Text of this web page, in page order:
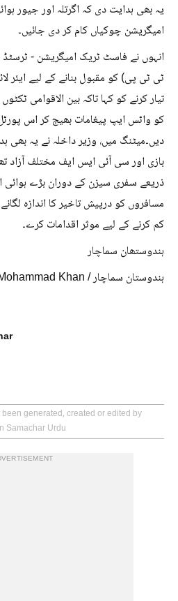
یہ بھی ہدایت دی کہ اگرتلہ اور جیور
امیگریشن چوکیاں کام کر دی جائیں۔
انہوں نے فاسٹ ٹریک امیگریشن - ٹرسٹڈ
ٹی ٹی پی) کو مقبول بنانے کے لیے ایئر
تیار کرنے کو کہا تاکہ بین الاقوامی
کو واٹس ایپ پیغامات بھیج کر اس
دیں۔میٹنگ میں، وزیر داخلہ نے یہ بھی
بازی اور سی آئی ایس ایف مختلف آزاد
ذریعے سفری سیزن کے دوران بڑے ہوائی
مسافروں کو درپیش تاخیر کا اندازہ
کم کرنے کے لیے موثر اقدامات کرے۔
ہندوستھان سماچار
ہندوستان سماچار / Mohammad Khan
generated, created or edited by
Samachar Urdu